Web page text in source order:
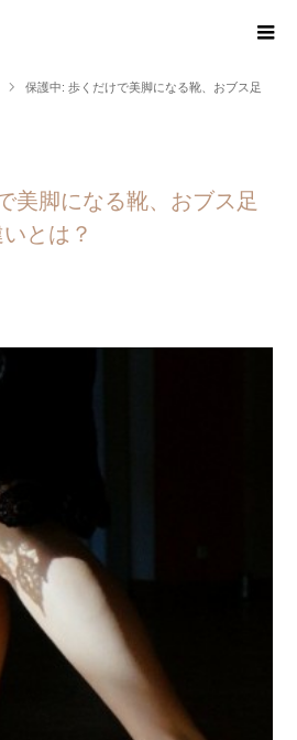
保護中: 歩くだけで美脚になる靴、おブス足
美脚になる靴、おブス足
とは？